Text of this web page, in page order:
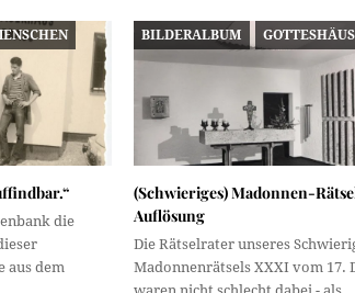
die
aus dem
BILDERALBUM
(Schwieriges) Madonnen-
Auflösung
Die Rätselrater unseres
Madonnenrätsels XXXI vom 17.